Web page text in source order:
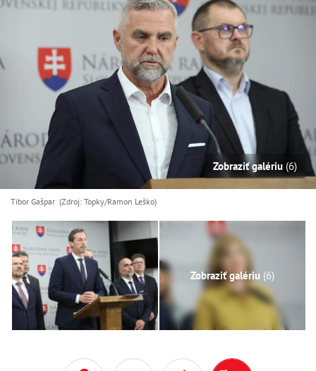
Zobraziť galériu (6)
Tibor Gašpar (Zdroj: Topky/Ramon Leško)
Zobraziť galériu (6)